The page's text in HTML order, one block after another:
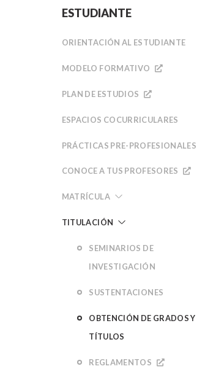
ESTUDIANTE
ORIENTACIÓN AL ESTUDIANTE
MODELO FORMATIVO
PLAN DE ESTUDIOS
ESPACIOS COCURRICULARES
PRÁCTICAS PRE-PROFESIONALES
CONOCE A TUS PROFESORES
MATRÍCULA
TITULACIÓN
SEMINARIOS DE
INVESTIGACIÓN
SUSTENTACIONES
OBTENCIÓN DE GRADOS Y
TÍTULOS
REGLAMENTOS